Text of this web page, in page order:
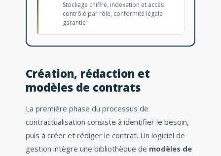
Stockage chiffré, indexation et accès
contrôlé par rôle, conformité légale
garantie
Création, rédaction et
modèles de contrats
La première phase du processus de
contractualisation consiste à identifier le besoin,
puis à créer et rédiger le contrat. Un logiciel de
gestion intègre une bibliothèque de modèles de